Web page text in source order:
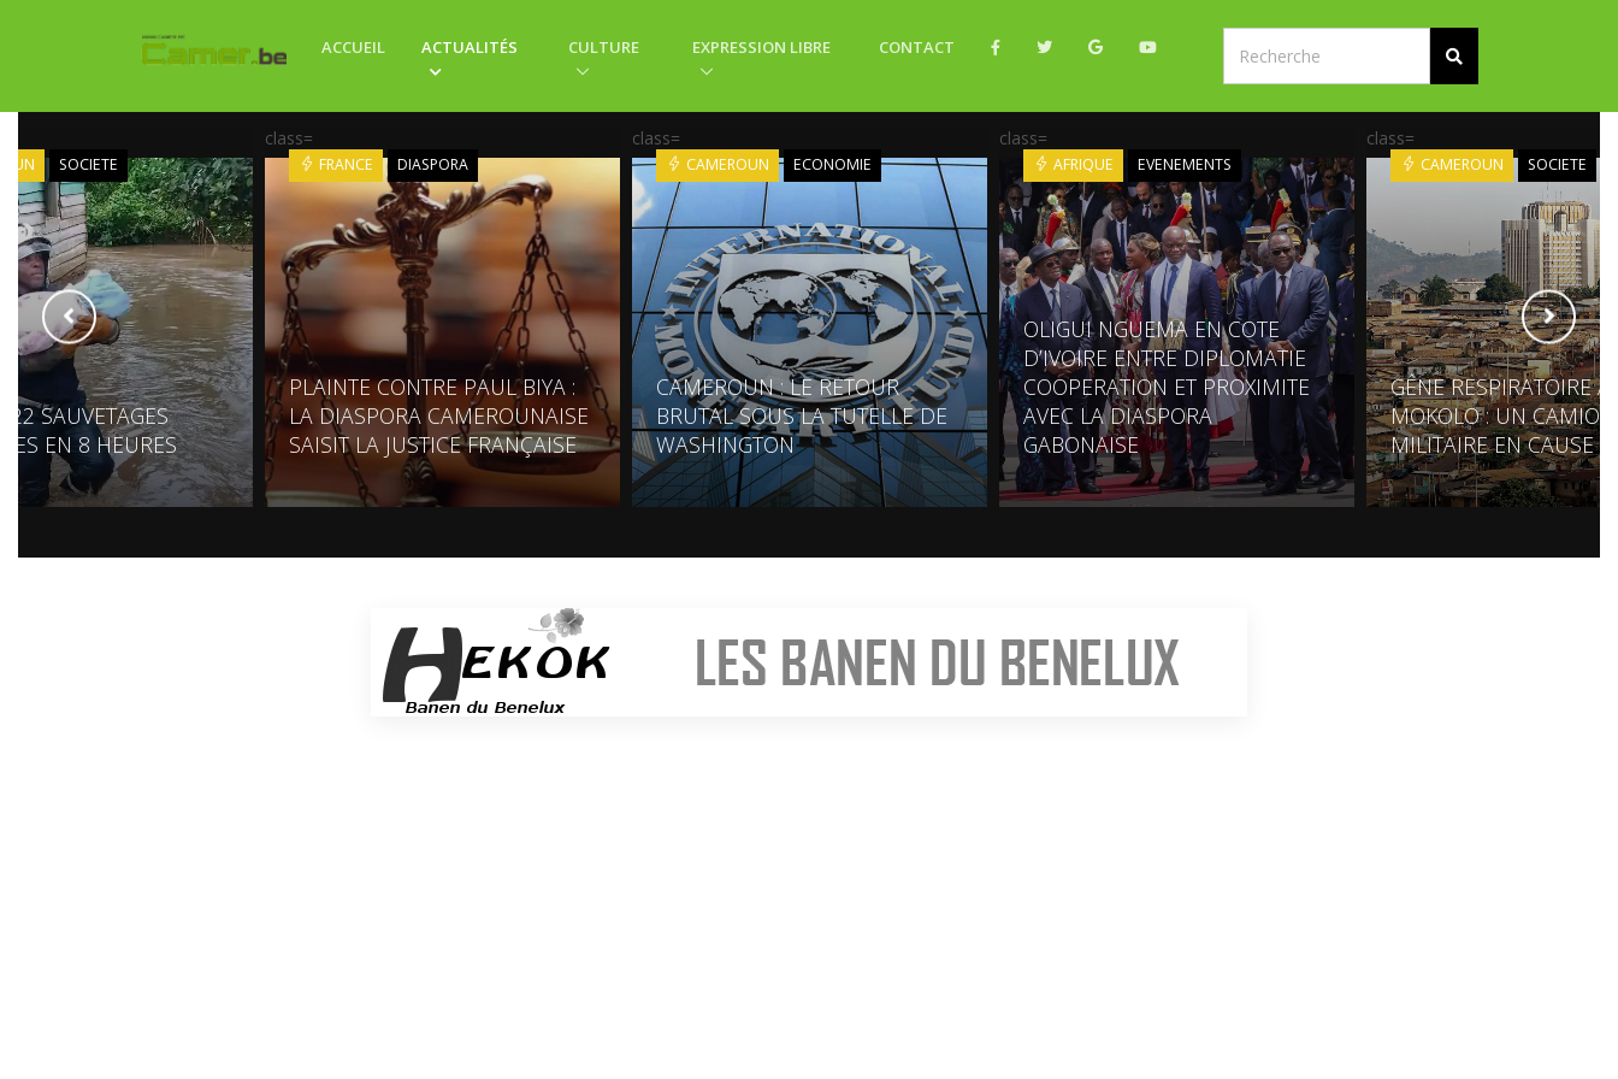
ACCUEIL ACTUALITÉS CULTURE EXPRESSION LIBRE CONTACT
SOCIETE
22 SAUVETAGES
EN 8 HEURES
class=
FRANCE DIASPORA
PLAINTE CONTRE PAUL BIYA :
LA DIASPORA CAMEROUNAISE
SAISIT LA JUSTICE FRANÇAISE
class=
CAMEROUN ECONOMIE
CAMEROUN : LE RETOUR
BRUTAL SOUS LA TUTELLE DE
WASHINGTON
class=
AFRIQUE EVENEMENTS
OLIGUI NGUEMA EN COTE
D’IVOIRE ENTRE DIPLOMATIE
COOPERATION ET PROXIMITE
AVEC LA DIASPORA
GABONAISE
class=
CAMEROUN SOCIETE
GÊNE RESPIRATOIRE
MOKOLO : UN CAMION
MILITAIRE EN CAUSE